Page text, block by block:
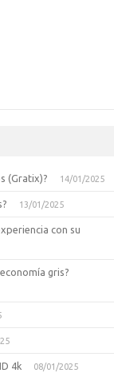
(Gratix)? 14/01/2025
13/01/2025
con su
gris?
4k 08/01/2025